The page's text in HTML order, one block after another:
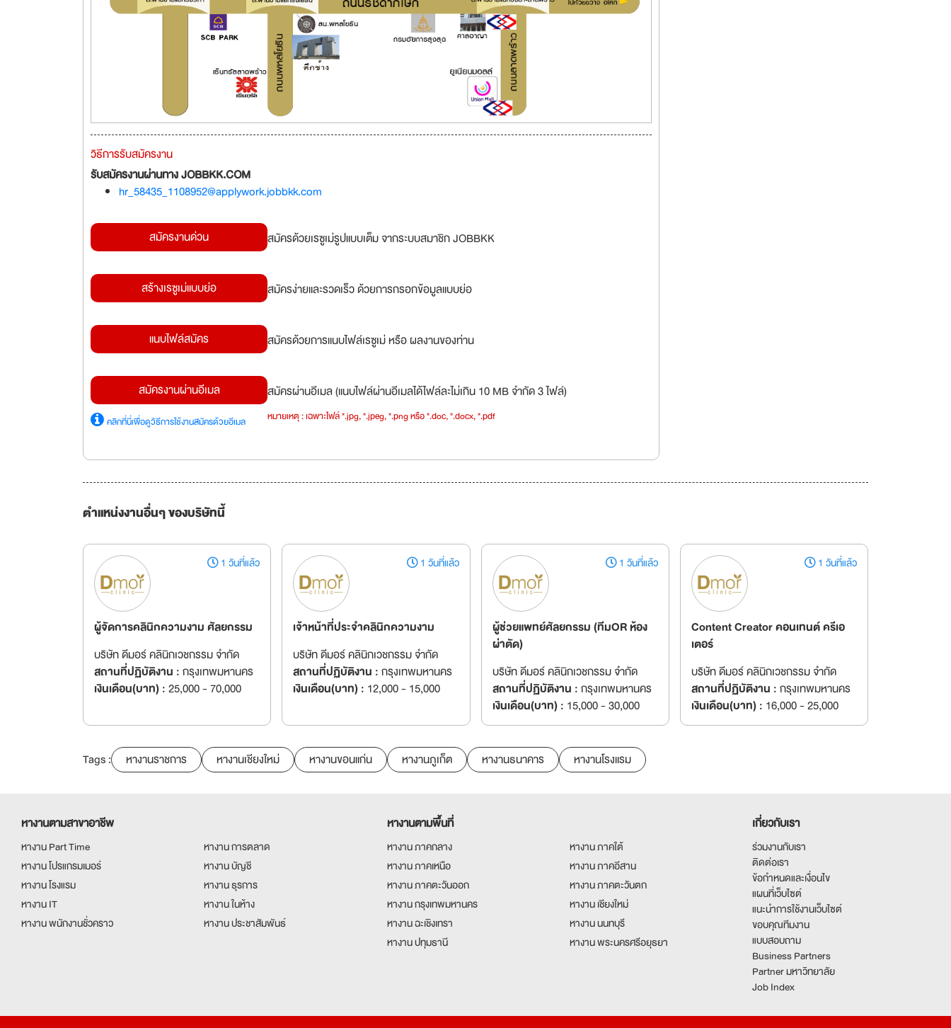
วิธีการรับสมัครงาน
รับสมัครงานผ่านทาง JOBBKK.COM
hr_58435_1108952@applywork.jobbkk.com
สมัครงานด่วน สมัครด้วยเรซูเม่รูปแบบเต็ม จากระบบสมาชิก JOBBKK
สร้างเรซูเม่แบบย่อ สมัครง่ายและรวดเร็ว ด้วยการกรอกข้อมูลแบบย่อ
แนบไฟล์สมัคร สมัครด้วยการแนบไฟล์เรซูเม่ หรือ ผลงานของท่าน
สมัครงานผ่านอีเมล
คลิกที่นี่เพื่อดูวิธีการใช้งานสมัครด้วยอีเมล
สมัครผ่านอีเมล (แนบไฟล์ผ่านอีเมลได้ไฟล์ละไม่เกิน 10 MB จำกัด 3 ไฟล์)
หมายเหตุ : เฉพาะไฟล์ *.jpg, *.jpeg, *.png หรือ *.doc, *.docx, *.pdf
ตำแหน่งงานอื่นๆ ของบริษัทนี้
1 วันที่แล้ว
ผู้จัดการคลินิกความงาม ศัลยกรรม
บริษัท ดีมอร์ คลินิกเวชกรรม จำกัด
สถานที่ปฏิบัติงาน :กรุงเทพมหานคร
เงินเดือน(บาท) :25,000 - 70,000
1 วันที่แล้ว
เจ้าหน้าที่ประจำคลินิกความงาม
บริษัท ดีมอร์ คลินิกเวชกรรม จำกัด
สถานที่ปฏิบัติงาน :กรุงเทพมหานคร
เงินเดือน(บาท) : 12,000 - 15,000
1 วันที่แล้ว
ผู้ช่วยแพทย์ศัลยกรรม (ทีมOR ห้อง
ผ่าตัด)
บริษัท ดีมอร์ คลินิกเวชกรรม จำกัด
สถานที่ปฏิบัติงาน :กรุงเทพมหานคร
เงินเดือน(บาท) : 15,000 - 30,000
1 วันที่แล้ว
Content Creator คอนเทนต์ ครีเอ
เตอร์
บริษัท ดีมอร์ คลินิกเวชกรรม จำกัด
สถานที่ปฏิบัติงาน :กรุงเทพมหานคร
เงินเดือน(บาท) : 16,000 - 25,000
Tags : หางานราชการ หางานเชียงใหม่ หางานขอนแก่น หางานภูเก็ต หางานธนาคาร หางานโรงแรม
หางานตามสาขาอาชีพ
หางาน Part Time
หางาน การตลาด
หางาน โปรแกรมเมอร์
หางาน บัญชี
หางาน โรงแรม
หางาน ธุรการ
หางาน IT
หางาน ในห้าง
หางาน พนักงานชั่วคราว
หางาน ประชาสัมพันธ์
หางานตามพื้นที่
หางาน ภาคกลาง
หางาน ภาคใต้
หางาน ภาคเหนือ
หางาน ภาคอีสาน
หางาน ภาคตะวันออก
หางาน ภาคตะวันตก
หางาน กรุงเทพมหานคร
หางาน เชียงใหม่
หางาน ฉะเชิงเทรา
หางาน นนทบุรี
หางาน ปทุมธานี
หางาน พระนครศรีอยุธยา
เกี่ยวกับเรา
ร่วมงานกับเรา
ติดต่อเรา
ข้อกำหนดและเงื่อนไข
แผนที่เว็บไซต์
แนะนำการใช้งานเว็บไซต์
ขอบคุณทีมงาน
แบบสอบถาม
Business Partners
Partner มหาวิทยาลัย
Job Index